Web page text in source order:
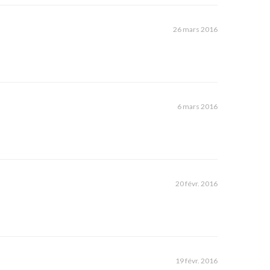
26 mars 2016
6 mars 2016
20 févr. 2016
19 févr. 2016